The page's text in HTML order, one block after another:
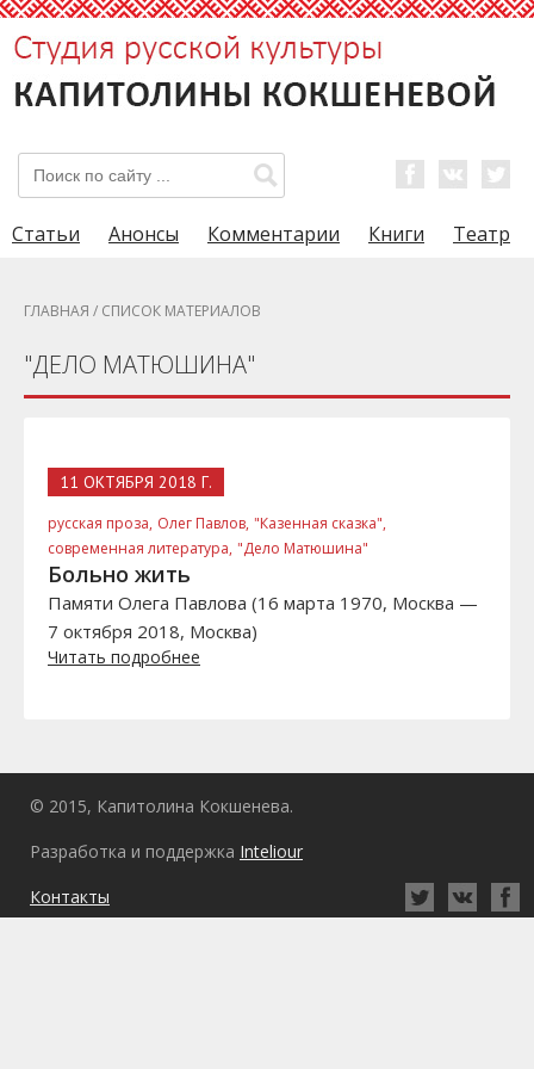
Статьи Анонсы Комментарии Книги Театр
ГЛАВНАЯ / СПИСОК МАТЕРИАЛОВ
"ДЕЛО МАТЮШИНА"
11 ОКТЯБРЯ 2018 Г.
русская проза, Олег Павлов, "Казенная сказка",
современная литература, "Дело Матюшина"
Больно жить
Памяти Олега Павлова (16 марта 1970, Москва —
7 октября 2018, Москва)
Читать подробнее
© 2015, Капитолина Кокшенева.
Разработка и поддержка Inteliour
Контакты